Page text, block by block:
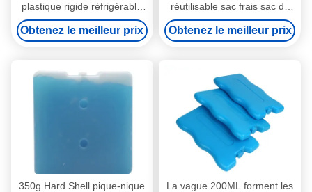
plastique rigide réfrigérable
Blocs de glace bleu 200 ml
sac de refroidissement sacs
de glace
Obtenez le meilleur prix
réutilisable sac frais sac de
glace sac de nourriture
fraîche pour sac de déjeuner
Obtenez le meilleur prix
350g Hard Shell pique-nique
La vague 200ML forment les